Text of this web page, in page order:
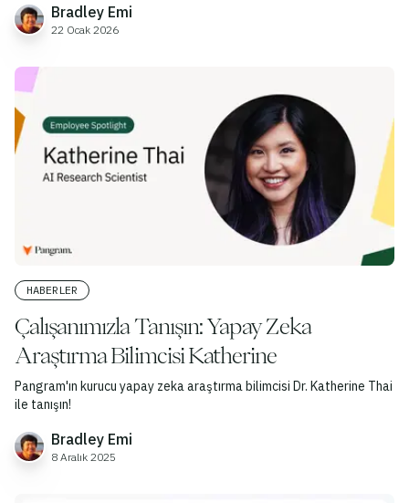
Bradley Emi
22 Ocak 2026
HABERLER
Çalışanımızla Tanışın: Yapay Zeka
Araştırma Bilimcisi Katherine
Pangram'ın kurucu yapay zeka araştırma bilimcisi Dr. Katherine Thai
ile tanışın!
Bradley Emi
8 Aralık 2025